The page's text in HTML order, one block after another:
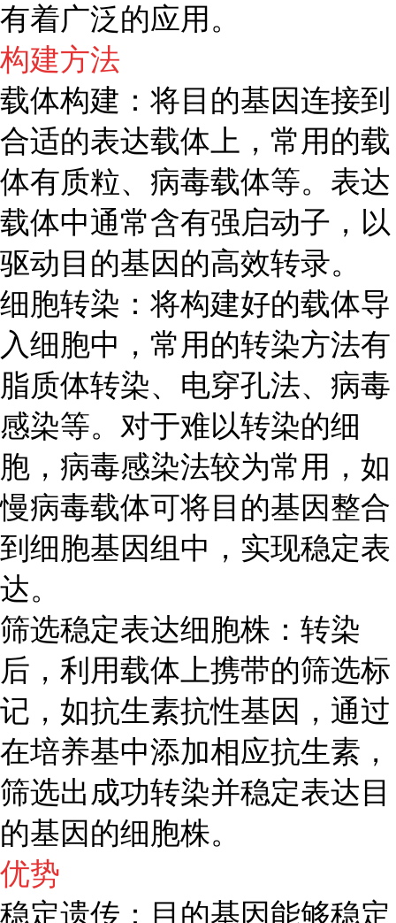
有着广泛的应用。
构建方法
载体构建：将目的基因连接到
合适的表达载体上，常用的载
体有质粒、病毒载体等。表达
载体中通常含有强启动子，以
驱动目的基因的高效转录。
细胞转染：将构建好的载体导
入细胞中，常用的转染方法有
脂质体转染、电穿孔法、病毒
感染等。对于难以转染的细
胞，病毒感染法较为常用，如
慢病毒载体可将目的基因整合
到细胞基因组中，实现稳定表
达。
筛选稳定表达细胞株：转染
后，利用载体上携带的筛选标
记，如抗生素抗性基因，通过
在培养基中添加相应抗生素，
筛选出成功转染并稳定表达目
的基因的细胞株。
优势
稳定遗传：目的基因能够稳定